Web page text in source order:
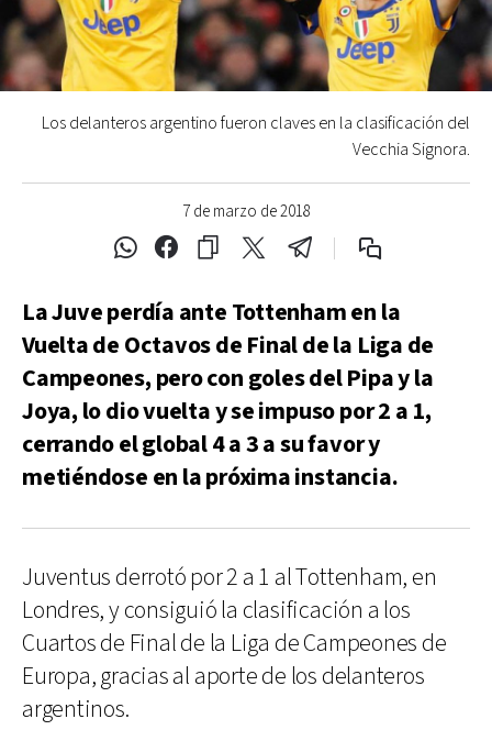
7 de marzo de 2018
Los delanteros argentino fueron claves en la clasificación del
Vecchia Signora.
La Juve perdía ante Tottenham en la
Vuelta de Octavos de Final de la Liga de
Campeones, pero con goles del Pipa y la
Joya, lo dio vuelta y se impuso por 2 a 1,
cerrando el global 4 a 3 a su favor y
metiéndose en la próxima instancia.
Juventus derrotó por 2 a 1 al Tottenham, en
Londres, y consiguió la clasificación a los
Cuartos de Final de la Liga de Campeones de
Europa, gracias al aporte de los delanteros
argentinos.